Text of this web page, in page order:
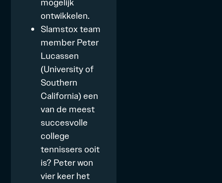
ontwikkelen.
Slamstox team
member Peter
Lucassen
(University of
Southern
California) een
van de meest
succesvolle
college
tennissers ooit
is? Peter won
vier keer het